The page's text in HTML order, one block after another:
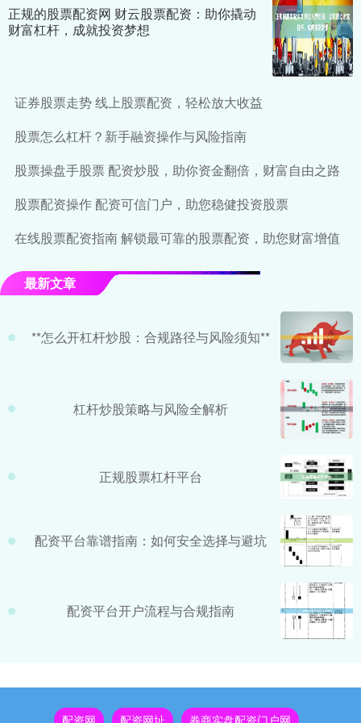
正规的股票配资网 财云股票配资：助你撬动
财富杠杆，成就投资梦想
证券股票走势 线上股票配资，轻松放大收益
股票怎么杠杆？新手融资操作与风险指南
股票操盘手股票 配资炒股，助你资金翻倍，财富自由之路
股票配资操作 配资可信门户，助您稳健投资股票
在线股票配资指南 解锁最可靠的股票配资，助您财富增值
最新文章
**怎么开杠杆炒股：合规路径与风险须知**
杠杆炒股策略与风险全解析
正规股票杠杆平台
配资平台靠谱指南：如何安全选择与避坑
配资平台开户流程与合规指南